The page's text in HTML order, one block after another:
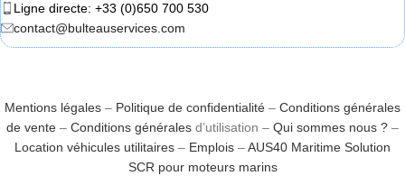
Ligne directe: +33 (0)650 700 530
contact@bulteauservices.com
Mentions légales – Politique de confidentialité – Conditions générales
de vente – Conditions générales d’utilisation – Qui sommes nous ? –
Location véhicules utilitaires – Emplois –AUS40 Maritime Solution
SCR pour moteurs marins